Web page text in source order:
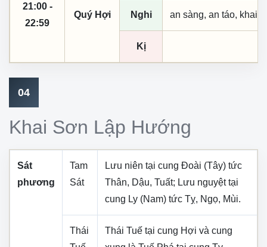
21:00 -
22:59
Quý Hợi Nghi an sàng, an táo, khai
Kị
04
Khai Sơn Lập Hướng
Sát
phương
Tam
Sát
Lưu niên tại cung Đoài (Tây) tức
Thân, Dậu, Tuất; Lưu nguyệt tại
cung Ly (Nam) tức Tỵ, Ngọ, Mùi.
Thái
Thái Tuế tại cung Hợi và cung